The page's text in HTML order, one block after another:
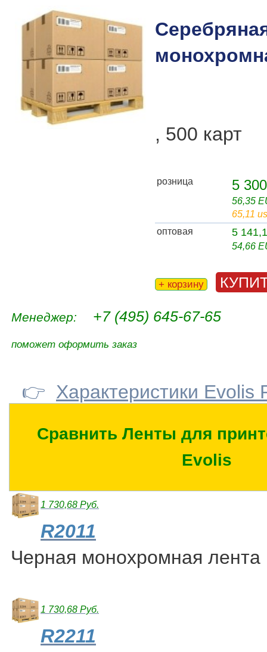
, 500 карт
розница 5
56,35
65,11
оптовая
5
54,66
+ корзину
Менеджер: +7 (495) 645-67-65
поможет оформить заказ
👉 Характеристики Evolis
Сравнить Ленты для
Evolis
1 730,68 Руб.
R2011
Черная монохромная лента
1 730,68 Руб.
R2211